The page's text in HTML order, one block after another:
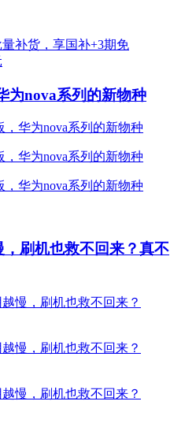
为nova系列的新物种
刷机也救不回来？真不